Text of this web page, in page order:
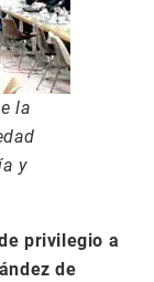
la
y
privilegio a
de